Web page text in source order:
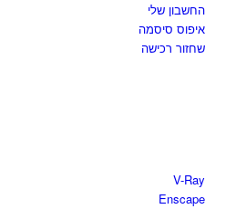
החשבון שלי
איפוס סיסמה
שחזור רכישה
V-Ray
Enscape